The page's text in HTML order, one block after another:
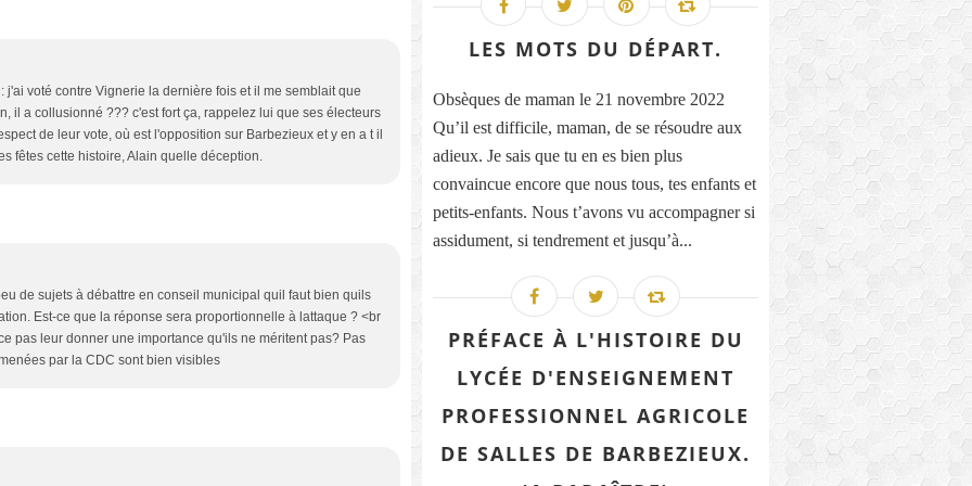
j'ai voté contre Vignerie la dernière fois et il me semblait que
il a collusionné ??? c'est fort ça, rappelez lui que ses électeurs
de leur vote, où est l'opposition sur Barbezieux et y en a t il
fêtes cette histoire, Alain quelle déception.
de sujets à débattre en conseil municipal quil faut bien quils
Est-ce que la réponse sera proportionnelle à lattaque ? <br
pas leur donner une importance qu'ils ne méritent pas? Pas
par la CDC sont bien visibles
LES MOTS DU DÉPART.
Obsèques de maman le 21 novembre 2022
Qu’il est difficile, maman, de se résoudre aux
adieux. Je sais que tu en es bien plus
convaincue encore que nous tous, tes enfants et
petits-enfants. Nous t’avons vu accompagner si
assidument, si tendrement et jusqu’à...
PRÉFACE À L'HISTOIRE DU
LYCÉE D'ENSEIGNEMENT
PROFESSIONNEL AGRICOLE
DE SALLES DE BARBEZIEUX.